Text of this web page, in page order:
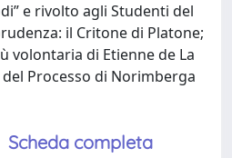
e rivolto agli Studenti del
il Critone di Platone;
volontaria di Etienne de La
Processo di Norimberga
Scheda completa